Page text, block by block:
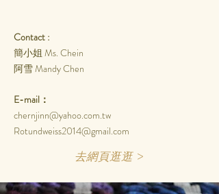
Contact :
簡小姐 Ms. Chein
阿雪 Mandy Chen
E-mail：
chernjinn@yahoo.com.tw
Rotundweiss2014@gmail.com
去網頁逛逛 >